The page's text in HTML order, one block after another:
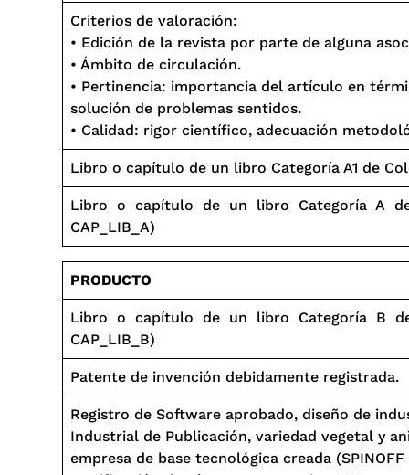
Criterios de valoración:
• Edición de la revista por parte de alguna
• Ámbito de circulación.
• Pertinencia: importancia del artículo en
solución de problemas sentidos.
• Calidad: rigor científico, adecuación
Libro o capítulo de un libro Categoría A1 de
Libro o capítulo de un libro Categoría A
CAP_LIB_A)
PRODUCTO
Libro o capítulo de un libro Categoría B
CAP_LIB_B)
Patente de invención debidamente registrada.
Registro de Software aprobado, diseño de
Industrial de Publicación, variedad vegetal y
empresa de base tecnológica creada